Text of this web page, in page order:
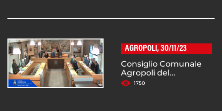
AGROPOLI, 30/11/23
Consiglio Comunale
Agropoli del...
1750